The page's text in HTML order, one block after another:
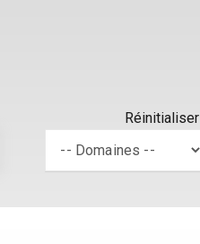
Réinitialiser